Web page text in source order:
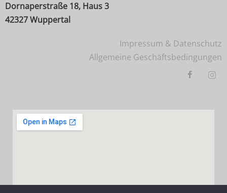
Dornaperstraße 18, Haus 3
42327 Wuppertal
Impressum & Datenschutz
Allgemeine Geschäftsbedingungen